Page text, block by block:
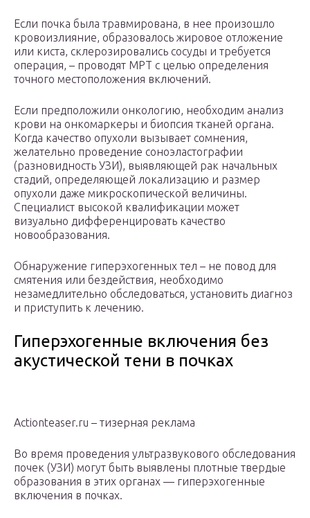
Если почка была травмирована, в нее произошло
кровоизлияние, образовалось жировое отложение
или киста, склерозировались сосуды и требуется
операция, – проводят МРТ с целью определения
точного местоположения включений.
Если предположили онкологию, необходим анализ
крови на онкомаркеры и биопсия тканей органа.
Когда качество опухоли вызывает сомнения,
желательно проведение соноэластографии
(разновидность УЗИ), выявляющей рак начальных
стадий, определяющей локализацию и размер
опухоли даже микроскопической величины.
Специалист высокой квалификации может
визуально дифференцировать качество
новообразования.
Обнаружение гиперэхогенных тел – не повод для
смятения или бездействия, необходимо
незамедлительно обследоваться, установить диагноз
и приступить к лечению.
Гиперэхогенные включения без
акустической тени в почках
Actionteaser.ru – тизерная реклама
Во время проведения ультразвукового обследования
почек (УЗИ) могут быть выявлены плотные твердые
образования в этих органах — гиперэхогенные
включения в почках.